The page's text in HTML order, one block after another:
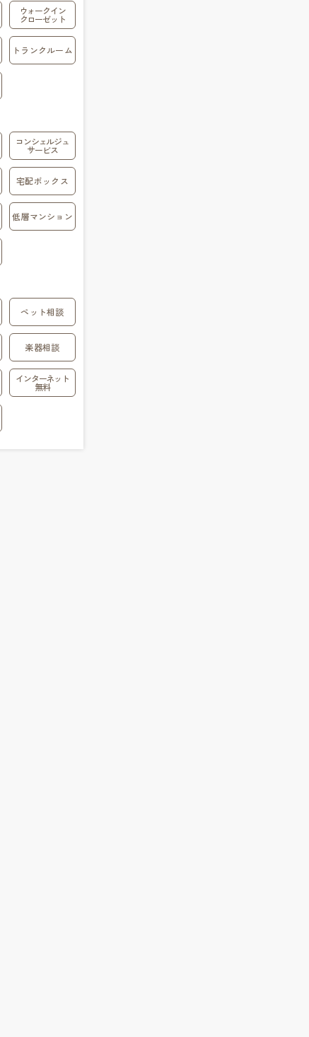
ウォークイン
クローゼット
トランクルーム
コンシェルジュ
サービス
宅配ボックス
低層マンション
ペット相談
楽器相談
インターネット
無料